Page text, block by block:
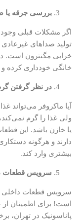
بررسی جرقه یا
اگر مشکلات قبلی وجود
تولید صداهای
خرابی مگنترون است.
خانگی خودداری کرده
در نظر گرفتن
آیا ماکروفر می‌تواند
ولی غذا را گرم
یا خازن باشد. این
دارند و هرگونه
بیشتری وارد کند.
سرویس قطعات
سرویس قطعات داخلی
است! برای اطمینان
پاناسونیک در تهران،